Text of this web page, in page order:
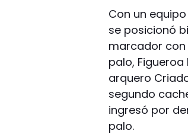
Con un
se posicionó
marcador con
palo,
arquero
segundo
ingresó por
palo.